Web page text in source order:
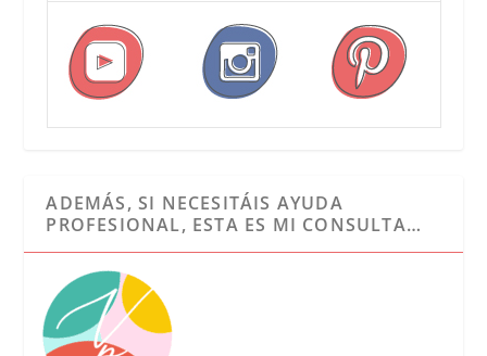
ADEMÁS, SI NECESITÁIS AYUDA
PROFESIONAL, ESTA ES MI CONSULTA…